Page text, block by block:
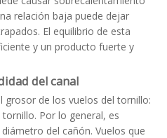
relación baja puede dejar
El equilibrio de esta
y un producto fuerte y
del canal
grosor de los vuelos del tornillo:
Por lo general, es
del cañón. Vuelos que